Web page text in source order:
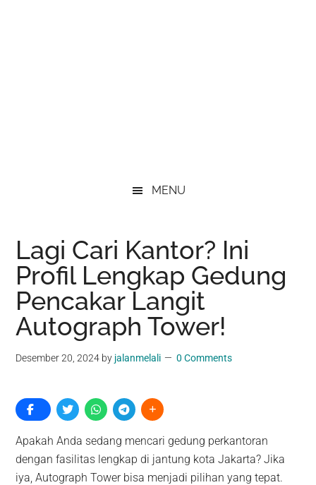
MENU
Lagi Cari Kantor? Ini
Profil Lengkap Gedung
Pencakar Langit
Autograph Tower!
Desember 20, 2024 by jalanmelali 0 Comments
Apakah Anda sedang mencari gedung perkantoran
dengan fasilitas lengkap di jantung kota Jakarta? Jika
iya, Autograph Tower bisa menjadi pilihan yang tepat.